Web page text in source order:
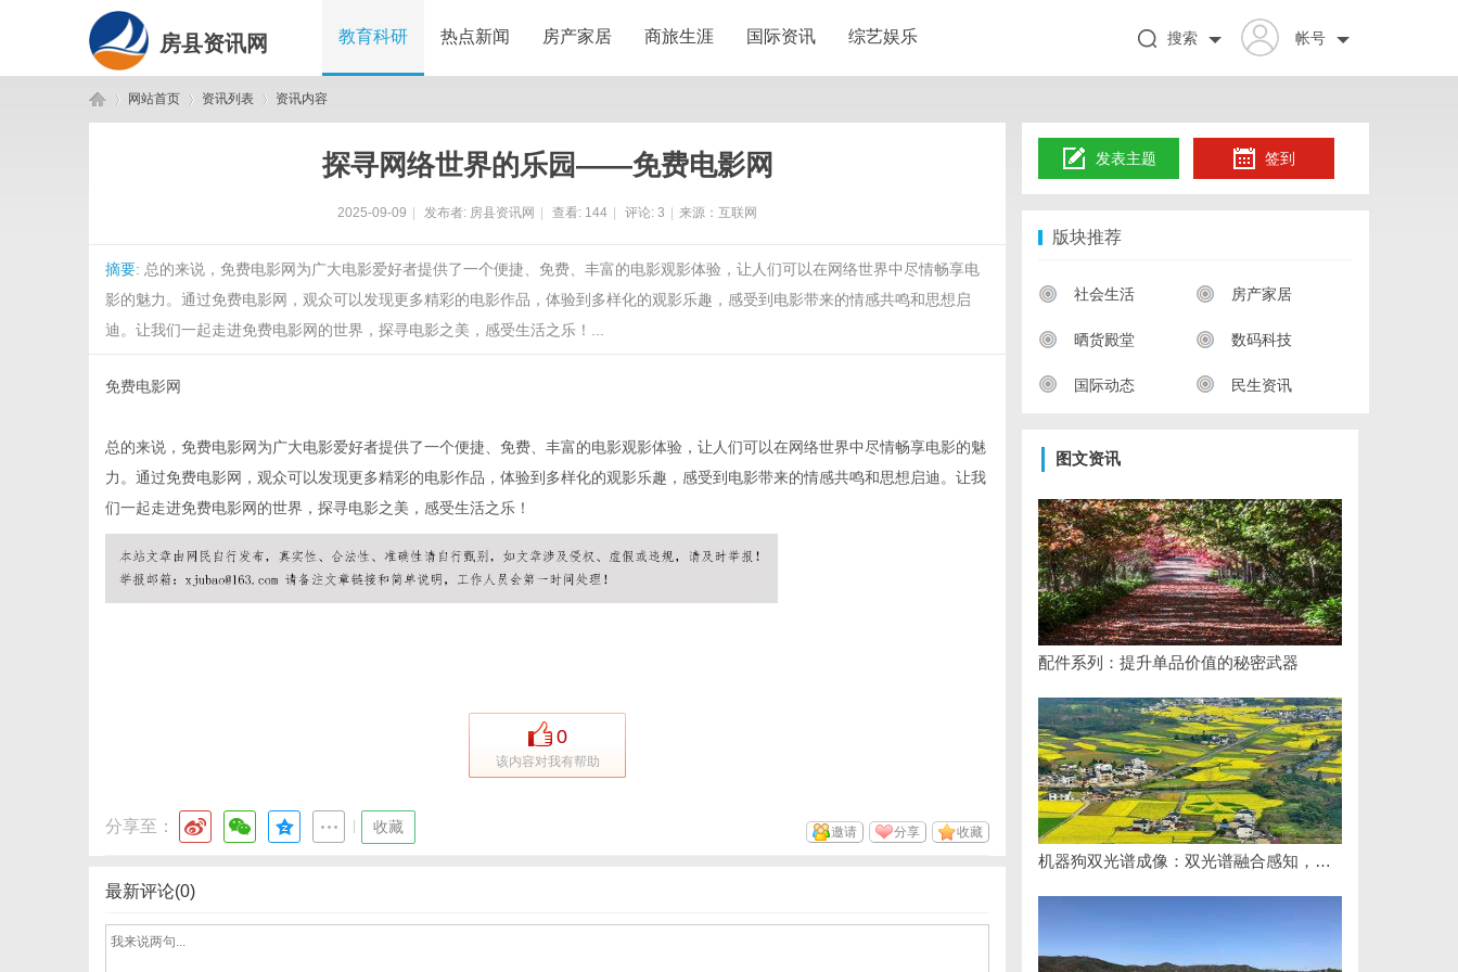
房县资讯网 教育科研 热点新闻 房产家居 商旅生涯 国际资讯 综艺娱乐 帐号
搜索
网站首页 资讯列表 资讯内容
探寻网络世界的乐园——免费电影网
2025-09-09 发布者: 房县资讯网 查看: 144 评论: 3 来源：互联网
摘要: 总的来说，免费电影网为广大电影爱好者提供了一个便捷、免费、丰富的电影观影体验，让人们可以在网络世界中尽情畅享电
影的魅力。通过免费电影网，观众可以发现更多精彩的电影作品，体验到多样化的观影乐趣，感受到电影带来的情感共鸣和思想启
迪。让我们一起走进免费电影网的世界，探寻电影之美，感受生活之乐！...
免费电影网
总的来说，免费电影网为广大电影爱好者提供了一个便捷、免费、丰富的电影观影体验，让人们可以在网络世界中尽情畅享电影的魅
力。通过免费电影网，观众可以发现更多精彩的电影作品，体验到多样化的观影乐趣，感受到电影带来的情感共鸣和思想启迪。让我
们一起走进免费电影网的世界，探寻电影之美，感受生活之乐！
0
该内容对我有帮助
分享至： 收藏 收藏
分享
邀请
最新评论(0)
发表主题 签到
版块推荐
社会生活 房产家居
晒货殿堂 数码科技
国际动态 民生资讯
图文资讯
配件系列：提升单品价值的秘密武器
机器狗双光谱成像：双光谱融合感知，筑牢工矿机器狗全域巡检识别能力